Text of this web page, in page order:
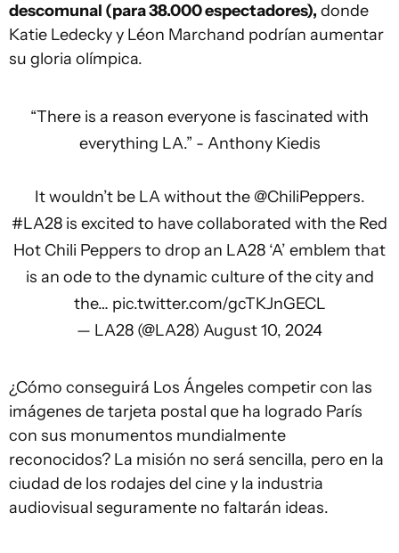
descomunal (para 38.000 espectadores), donde
Katie Ledecky y Léon Marchand podrían aumentar
su gloria olímpica.
“There is a reason everyone is fascinated with
everything LA.” - Anthony Kiedis
It wouldn’t be LA without the @ChiliPeppers.
#LA28 is excited to have collaborated with the Red
Hot Chili Peppers to drop an LA28 ‘A’ emblem that
is an ode to the dynamic culture of the city and
the… pic.twitter.com/gcTKJnGECL
— LA28 (@LA28) August 10, 2024
¿Cómo conseguirá Los Ángeles competir con las
imágenes de tarjeta postal que ha logrado París
con sus monumentos mundialmente
reconocidos? La misión no será sencilla, pero en la
ciudad de los rodajes del cine y la industria
audiovisual seguramente no faltarán ideas.